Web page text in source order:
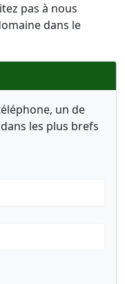
pas à nous
dans le
un de
les plus brefs